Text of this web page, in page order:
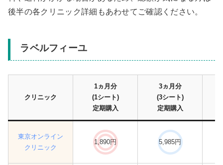
後半の各クリニック詳細もあわせてご確認ください。
ラベルフィーユ
クリニック
1ヵ月分
(1シート)
定期購入
3ヵ月分
(3シート)
定期購入
東京オンライン
クリニック
1,890円 5,985円